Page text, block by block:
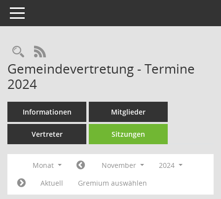
Toggle navigation
Rechercheauswahl
RSS-Feed
Gemeindevertretung - Termine
2024
Informationen Mitglieder
Vertreter Sitzungen
Monat November
2024
Aktuell
Gremium auswählen